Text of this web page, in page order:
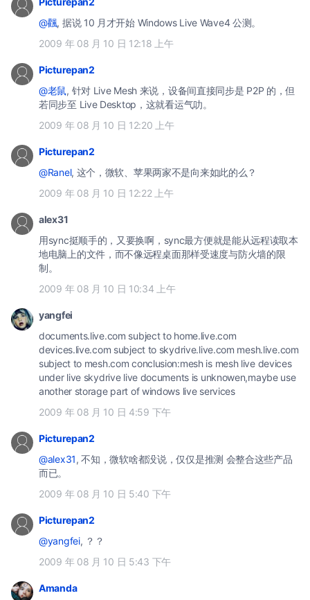
@飌, 据说 10 月才开始 Windows Live Wave4 公测。
2009 年 08 月 10 日 12:18 上午
Picturepan2
@老鼠, 针对 Live Mesh 来说，设备间直接同步是 P2P 的，但
若同步至 Live Desktop，这就看运气叻。
2009 年 08 月 10 日 12:20 上午
Picturepan2
@Ranel, 这个，微软、苹果两家不是向来如此的么？
2009 年 08 月 10 日 12:22 上午
alex31
用sync挺顺手的，又要换啊，sync最方便就是能从远程读取本
地电脑上的文件，而不像远程桌面那样受速度与防火墙的限
制。
2009 年 08 月 10 日 10:34 上午
yangfei
documents.live.com subject to home.live.com
devices.live.com subject to skydrive.live.com mesh.live.com
subject to mesh.com conclusion:mesh is mesh live devices
under live skydrive live documents is unknowen,maybe use
another storage part of windows live services
2009 年 08 月 10 日 4:59 下午
Picturepan2
@alex31, 不知，微软啥都没说，仅仅是推测 会整合这些产品
而已。
2009 年 08 月 10 日 5:40 下午
Picturepan2
@yangfei, ？？
2009 年 08 月 10 日 5:43 下午
Amanda